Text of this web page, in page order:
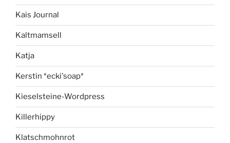
Kais Journal
Kaltmamsell
Katja
Kerstin *ecki'soap*
Kieselsteine-Wordpress
Killerhippy
Klatschmohnrot